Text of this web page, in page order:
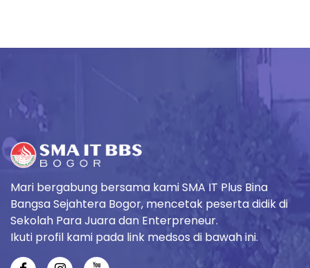
Mari bergabung bersama kami SMA IT Plus Bina
Bangsa Sejahtera Bogor, mencetak peserta didik di
Sekolah Para Juara dan Enterpreneur.
Ikuti profil kami pada link medsos di bawah ini.